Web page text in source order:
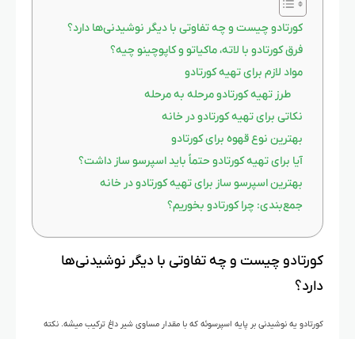
کورتادو چیست و چه تفاوتی با دیگر نوشیدنی‌ها دارد؟
فرق کورتادو با لاته، ماکیاتو و کاپوچینو چیه؟
مواد لازم برای تهیه کورتادو
طرز تهیه کورتادو مرحله به مرحله
نکاتی برای تهیه کورتادو در خانه
بهترین نوع قهوه برای کورتادو
آیا برای تهیه کورتادو حتماً باید اسپرسو ساز داشت؟
بهترین اسپرسو ساز برای تهیه کورتادو در خانه
جمع‌بندی: چرا کورتادو بخوریم؟
کورتادو چیست و چه تفاوتی با دیگر نوشیدنی‌ها
دارد؟
کورتادو یه نوشیدنی بر پایه اسپرسوئه که با مقدار مساوی شیر داغ ترکیب میشه. نکته